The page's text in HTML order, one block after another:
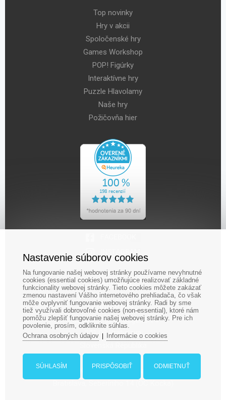
Top novinky
Hry v akcii
Spoločenské hry
Games Workshop
POP! Figúrky
Interaktívne hry
Puzzle Hlavolamy
Naše hry
Požičovňa hier
Kontakty
LUDOPOLIS
Ludopolis, s.r.o., Jégého 14
821 08 Bratislava
Kamenná predajňa:
Nastavenie súborov cookies
Na fungovanie našej webovej stránky používame nevyhnutné
cookies (essential cookies) umožňujúce realizovať základné
funkcionality webovej stránky. Tieto cookies môžete zakázať
zmenou nastavení Vášho internetového prehliadača, čo však
môže ovplyvniť fungovanie webovej stránky. Radi by sme
tiež využívali dobrovoľné cookies (non-essential), ktoré nám
pomôžu zlepšiť fungovanie našej webovej stránky. Pre ich
povolenie, prosím, odkliknite súhlas.
Ochrana osobných údajov| Informácie o cookies
SÚHLASÍM PRISPÔSOBIŤ ODMIETNUŤ